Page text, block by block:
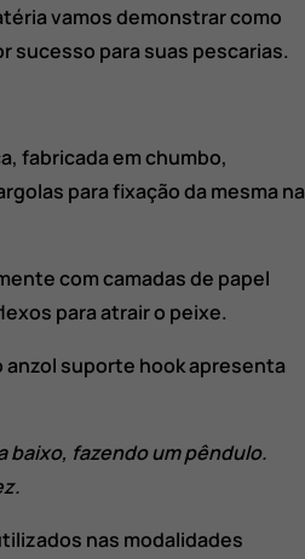
vamos demonstrar como
sucesso para suas pescarias.
fabricada em chumbo,
para fixação da mesma na
com camadas de papel
para atrair o peixe.
suporte hook apresenta
baixo, fazendo um pêndulo.
nas modalidades